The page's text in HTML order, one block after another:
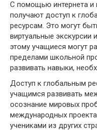
С помощью интернета и
получают доступ к
ресурсам. Это могут
виртуальные экскурсии
этому учащиеся могут
пределами школьной
развивать навыки,
Доступ к глобальным
учащимся развивать
осознание мировых
международных
учениками из других